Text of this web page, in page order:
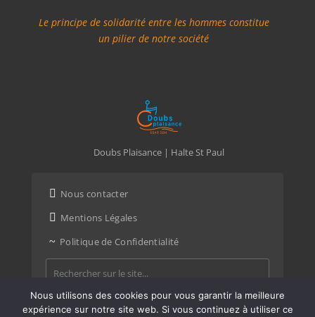
Un service proposant l’accompagnement à domicile
maintien en milieu ordinaire de vie ainsi que
l’acquisition d’une autonomie la plus large possible,
en lien avec l’environnement et le projet de la
La fréquence des interventions est définie et évolue
(hebdomadaire, bi mensuelle et mensuelle).
Le principe de solidarité entre les hommes constitue
un pilier de notre société
Doubs Plaisance | Halte St Paul
 Nous contacter
 Mentions Légales
~ Politique de Confidentialité
Nous utilisons des cookies pour vous garantir la meilleure
expérience sur notre site web. Si vous continuez à utiliser ce